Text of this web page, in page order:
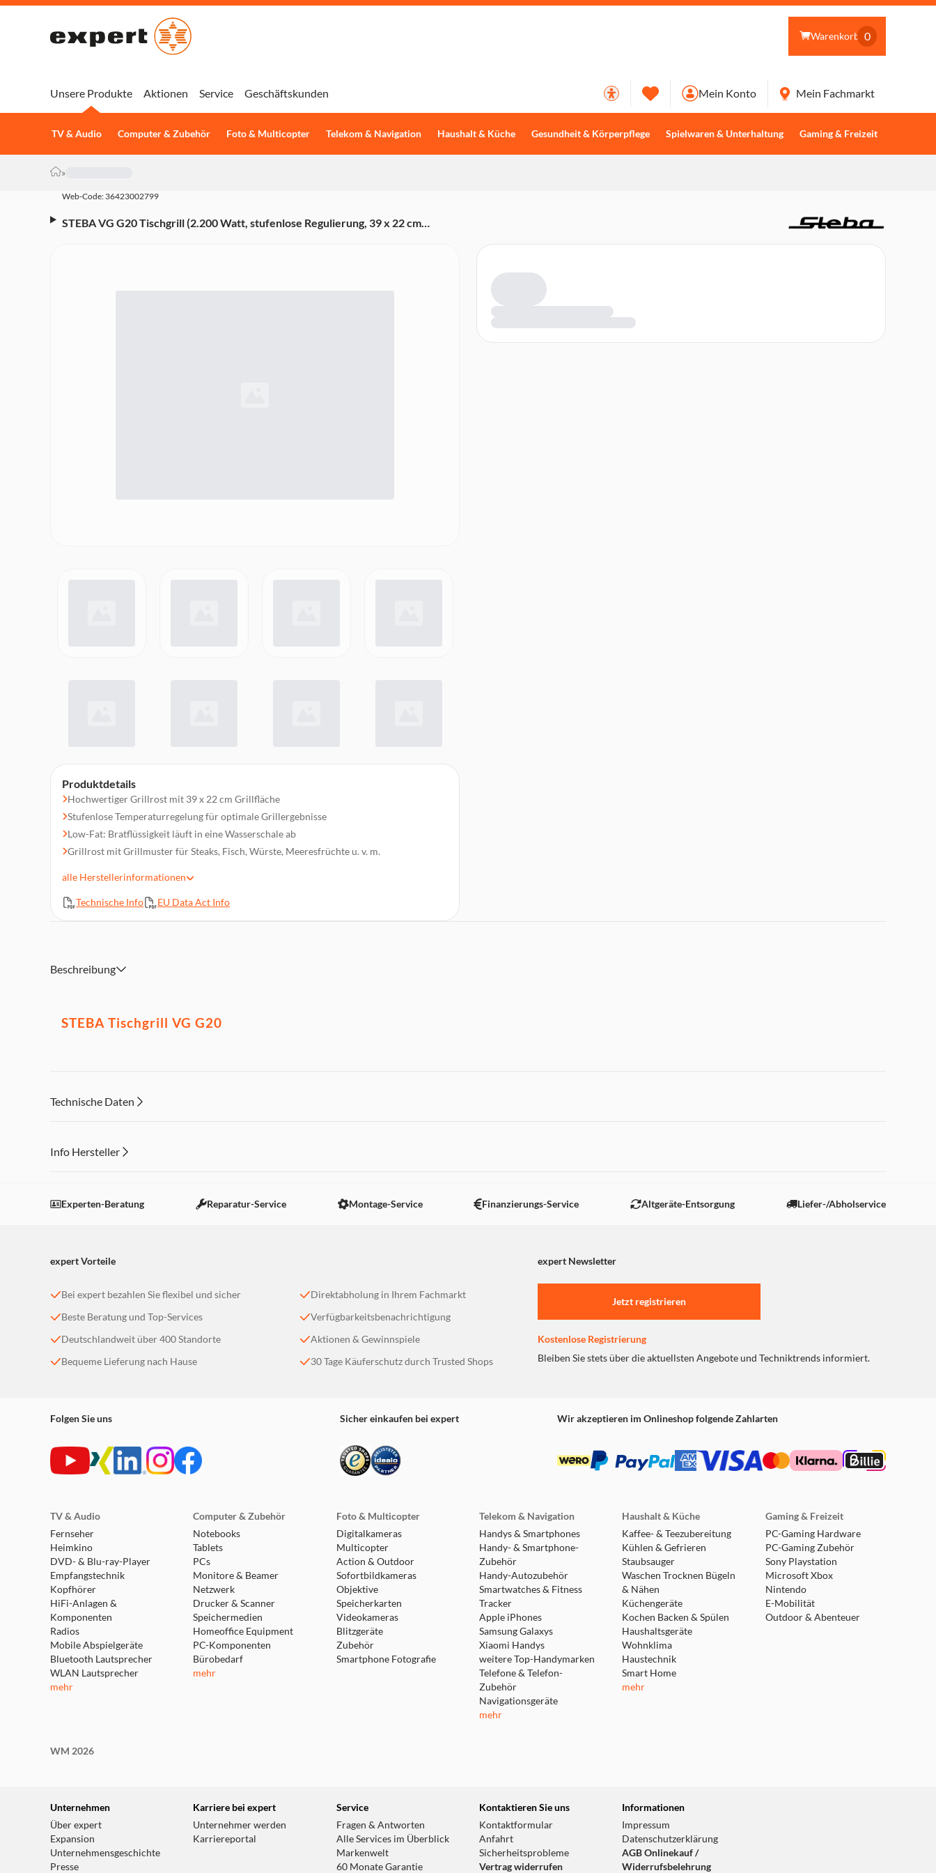
Warenkorb 0
Unsere Produkte
TV & Audio Computer & Zubehör Foto & Multicopter Telekom & Navigation Haushalt & Küche Gesundheit & Körperpflege Spielwaren & Unterhaltung Gaming & Freizeit
Aktionen Service Geschäftskunden Mein Konto Mein Fachmarkt
»
Web-Code: 36423002799
STEBA VG G20 Tischgrill (2.200 Watt, stufenlose Regulierung, 39 x 22 cm
Produktdetails
Hochwertiger Grillrost mit 39 x 22 cm Grillfläche
Stufenlose Temperaturregelung für optimale Grillergebnisse
Low-Fat: Bratflüssigkeit läuft in eine Wasserschale ab
Grillrost mit Grillmuster für Steaks, Fisch, Würste, Meeresfrüchte u. v. m.
Temperaturkontrollleuchte
Komplett zerlegbar
alle Herstellerinformationen
Technische Info EU Data Act Info
Beschreibung
STEBA Tischgrill VG G20
Technische Daten
Info Hersteller
Einstellungen anpassen
Experten-Beratung Reparatur-Service Montage-Service Finanzierungs-Service Altgeräte-Entsorgung Liefer-/Abholservice
expert Vorteile expert Newsletter
Bei expert bezahlen Sie flexibel und sicher
Beste Beratung und Top-Services
Deutschlandweit über 400 Standorte
Bequeme Lieferung nach Hause
Direktabholung in Ihrem Fachmarkt
Verfügbarkeitsbenachrichtigung
Aktionen & Gewinnspiele
30 Tage Käuferschutz durch Trusted Shops
Jetzt registrieren
Kostenlose Registrierung
Bleiben Sie stets über die aktuellsten Angebote und Techniktrends informiert.
Folgen Sie uns Sicher einkaufen bei expert Wir akzeptieren im Onlineshop folgende Zahlarten
TV & Audio
Fernseher
Heimkino
DVD- & Blu-ray-Player
Empfangstechnik
Kopfhörer
HiFi-Anlagen &
Komponenten
Radios
Mobile Abspielgeräte
Bluetooth Lautsprecher
WLAN Lautsprecher
mehr
Computer & Zubehör
Notebooks
Tablets
PCs
Monitore & Beamer
Netzwerk
Drucker & Scanner
Speichermedien
Homeoffice Equipment
PC-Komponenten
Bürobedarf
mehr
Foto & Multicopter
Digitalkameras
Multicopter
Action & Outdoor
Sofortbildkameras
Objektive
Speicherkarten
Videokameras
Blitzgeräte
Zubehör
Smartphone Fotografie
Telekom & Navigation
Handys & Smartphones
Handy- & Smartphone-
Zubehör
Handy-Autozubehör
Smartwatches & Fitness
Tracker
Apple iPhones
Samsung Galaxys
Xiaomi Handys
weitere Top-Handymarken
Telefone & Telefon-
Zubehör
Navigationsgeräte
mehr
Haushalt & Küche
Kaffee- & Teezubereitung
Kühlen & Gefrieren
Staubsauger
Waschen Trocknen Bügeln
& Nähen
Küchengeräte
Kochen Backen & Spülen
Haushaltsgeräte
Wohnklima
Haustechnik
Smart Home
mehr
Gaming & Freizeit
PC-Gaming Hardware
PC-Gaming Zubehör
Sony Playstation
Microsoft Xbox
Nintendo
E-Mobilität
Outdoor & Abenteuer
WM 2026
Unternehmen
Über expert
Expansion
Unternehmensgeschichte
Presse
Karriere bei expert
Unternehmer werden
Karriereportal
Service
Fragen & Antworten
Alle Services im Überblick
Markenwelt
60 Monate Garantie
Kontaktieren Sie uns
Kontaktformular
Anfahrt
Sicherheitsprobleme
Vertrag widerrufen
Informationen
Impressum
Datenschutzerklärung
AGB Onlinekauf /
Widerrufsbelehrung